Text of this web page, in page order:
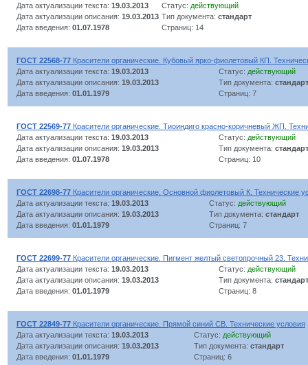
Дата актуализации текста: 19.03.2013 Статус: действующий
Дата актуализации описания: 19.03.2013 Тип документа: стандарт
Дата введения: 01.07.1978 Страниц: 14
ГОСТ 22568-77 Красители органические. Кубовый ярко-фиолетовый КП.
Дата актуализации текста: 19.03.2013 Статус: действующий
Дата актуализации описания: 19.03.2013 Тип документа: стандарт
Дата введения: 01.01.1979 Страниц: 7
ГОСТ 22569-77 Красители органические. Тиоиндиго красно-коричневый ЖП.
Дата актуализации текста: 19.03.2013 Статус: действующий
Дата актуализации описания: 19.03.2013 Тип документа: стандарт
Дата введения: 01.07.1978 Страниц: 10
ГОСТ 22698-77 Красители органические. Основной фиолетовый К. Технические
Дата актуализации текста: 19.03.2013 Статус: действующий
Дата актуализации описания: 19.03.2013 Тип документа: стандарт
Дата введения: 01.01.1979 Страниц: 7
ГОСТ 22699-77 Красители органические. Пигмент желтый светопрочный 23.
Дата актуализации текста: 19.03.2013 Статус: действующий
Дата актуализации описания: 19.03.2013 Тип документа: стандарт
Дата введения: 01.01.1979 Страниц: 8
ГОСТ 22849-77 Красители органические. Прямой синий СВ. Технические условия
Дата актуализации текста: 19.03.2013 Статус: действующий
Дата актуализации описания: 19.03.2013 Тип документа: стандарт
Дата введения: 01.01.1979 Страниц: 6